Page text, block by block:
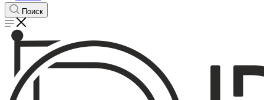
Поиск